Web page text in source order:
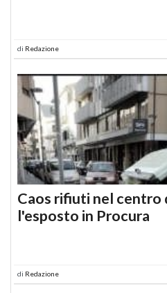
di Redazione
Caos rifiuti nel centro
l'esposto in Procura
di Redazione